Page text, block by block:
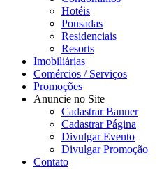
Hotéis
Pousadas
Residenciais
Resorts
Imobiliárias
Comércios / Serviços
Promoções
Anuncie no Site
Cadastrar Banner
Cadastrar Página
Divulgar Evento
Divulgar Promoção
Contato